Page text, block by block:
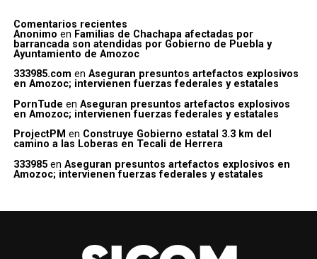
Comentarios recientes
Anonimo en Familias de Chachapa afectadas por
barrancada son atendidas por Gobierno de Puebla y
Ayuntamiento de Amozoc
333985.com en Aseguran presuntos artefactos explosivos
en Amozoc; intervienen fuerzas federales y estatales
PornTude en Aseguran presuntos artefactos explosivos
en Amozoc; intervienen fuerzas federales y estatales
ProjectPM en Construye Gobierno estatal 3.3 km del
camino a las Loberas en Tecali de Herrera
333985en Aseguran presuntos artefactos explosivos en
Amozoc; intervienen fuerzas federales y estatales